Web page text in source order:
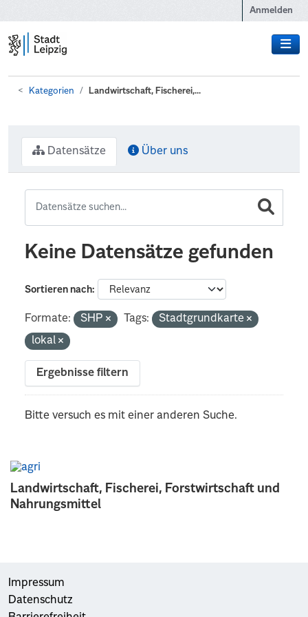
Anmelden
Kategorien Landwirtschaft, Fischerei,...
Landwirtschaft, Fischerei, Forstwirtschaft und
Nahrungsmittel
Datensätze Über uns
Keine Datensätze gefunden
Sortieren nach
Formate: SHP Tags:
Stadtgrundkarte
lokal
Ergebnisse filtern
Bitte versuch es mit einer anderen Suche.
Impressum
Datenschutz